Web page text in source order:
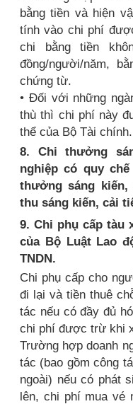
bằng tiền và hiện
tính vào chi phí
chi bằng tiền
đồng/người/năm,
chứng từ.
• Đối với những
thù thì chi phí này
thể của Bộ Tài chính.
8. Chi thưởng
nghiệp có quy
thưởng sáng
thu sáng kiến, cải
9. Chi phụ cấp tàu
của Bộ Luật Lao
TNDN.
Chi phụ cấp cho
đi lại và tiền thuê
tác nếu có đầy đủ
chi phí được trừ khi
Trường hợp doanh
tác (bao gồm công
ngoài) nếu có phát
lên, chi phí mua vé